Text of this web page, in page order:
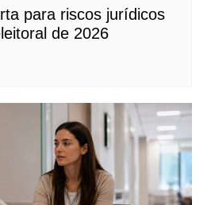
para riscos jurídicos
de 2026